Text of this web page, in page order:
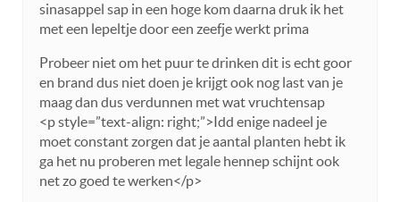
sinasappel sap in een hoge kom daarna druk ik het
met een lepeltje door een zeefje werkt prima
Probeer niet om het puur te drinken dit is echt goor
en brand dus niet doen je krijgt ook nog last van je
maag dan dus verdunnen met wat vruchtensap
<p style=”text-align: right;”>Idd enige nadeel je
moet constant zorgen dat je aantal planten hebt ik
ga het nu proberen met legale hennep schijnt ook
net zo goed te werken</p>